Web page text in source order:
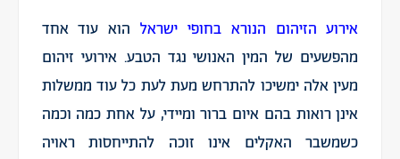
אירוע הזיהום הנורא בחופי ישראל הוא עוד אחד
מהפשעים של המין האנושי נגד הטבע. אירועי זיהום
מעין אלה ימשיכו להתרחש מעת לעת כל עוד ממשלות
אינן רואות בהם איום ברור ומיידי, על אחת כמה וכמה
כשמשבר האקלים אינו זוכה להתייחסות ראויה